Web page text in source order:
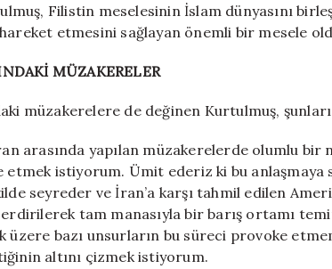
Filistin meselesinin İslam dünyasını
etmesini sağlayan önemli bir mesele
MÜZAKERELER
müzakerelere de değinen Kurtulmuş,
arasında yapılan müzakerelerde olumlu
etmek istiyorum. Ümit ederiz ki bu anlaşmaya
seyreder ve İran’a karşı tahmil edilen
tam manasıyla bir barış ortamı
üzere bazı unsurların bu süreci provoke
altını çizmek istiyorum.